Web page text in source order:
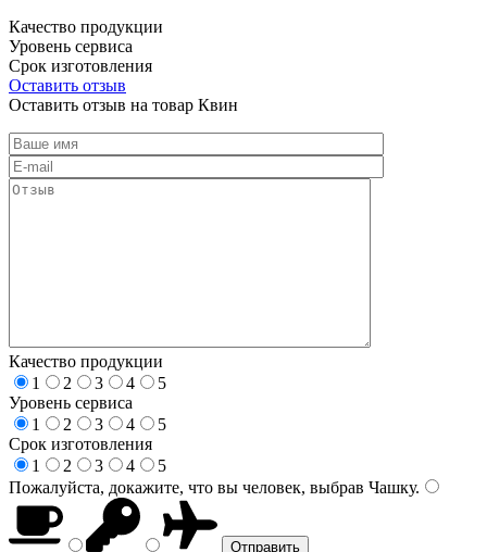
Качество продукции
Уровень сервиса
Срок изготовления
Оставить отзыв
Оставить отзыв на товар Квин
Качество продукции
1
2 3 4
5
Уровень сервиса
1
2 3 4
5
Срок изготовления
1
2 3 4
5
Пожалуйста, докажите, что вы человек, выбрав Чашку.